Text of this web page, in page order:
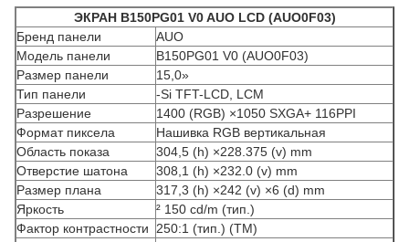
ЭКРАН B150PG01 V0 AUO LCD (AUO0F03)
Бренд панели
AUO
Модель панели
B150PG01 V0 (AUO0F03)
Размер панели
15,0»
Тип панели
-Si TFT-LCD, LCM
Разрешение
1400 (RGB) ×1050 SXGA+ 116PPI
Формат пиксела
Нашивка RGB вертикальная
Область показа
304,5 (h) ×228.375 (v) mm
Отверстие шатона
308,1 (h) ×232.0 (v) mm
Размер плана
317,3 (h) ×242 (v) ×6 (d) mm
Яркость
² 150 cd/m (тип.)
Фактор контрастности
250:1 (тип.) (TM)